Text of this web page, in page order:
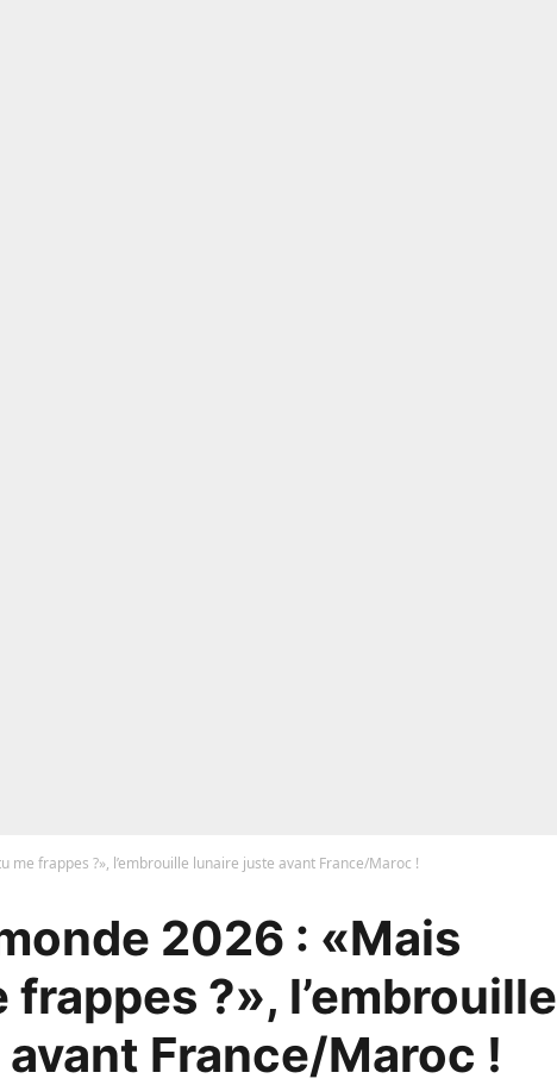
me frappes ?», l’embrouille lunaire juste avant France/Maroc !
2026 : «Mais
?», l’embrouille
France/Maroc !